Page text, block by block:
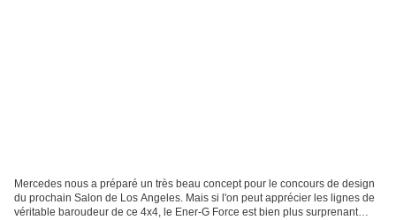
Mercedes nous a préparé un très beau concept pour le concours de design
du prochain Salon de Los Angeles. Mais si l'on peut apprécier les lignes de
véritable baroudeur de ce 4x4, le Ener-G Force est bien plus surprenant